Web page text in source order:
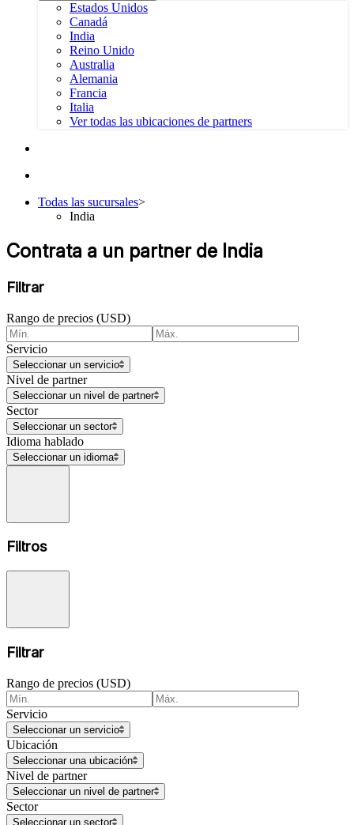
Estados Unidos
Canadá
India
Reino Unido
Australia
Alemania
Francia
Italia
Ver todas las ubicaciones de partners
Todas las sucursales>
India
Contrata a un partner de India
Filtrar
Rango de precios (USD)
Servicio
Seleccionar un servicio
Nivel de partner
Seleccionar un nivel de partner
Sector
Seleccionar un sector
Idioma hablado
Seleccionar un idioma
Filtros
Filtrar
Rango de precios (USD)
Servicio
Seleccionar un servicio
Ubicación
Seleccionar una ubicación
Nivel de partner
Seleccionar un nivel de partner
Sector
Seleccionar un sector